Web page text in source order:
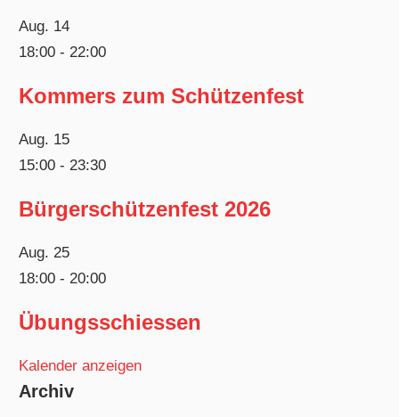
Aug. 14
18:00 -22:00
Kommers zum Schützenfest
Aug. 15
15:00 -23:30
Bürgerschützenfest 2026
Aug.25
18:00 -20:00
Übungsschiessen
Kalender anzeigen
Archiv